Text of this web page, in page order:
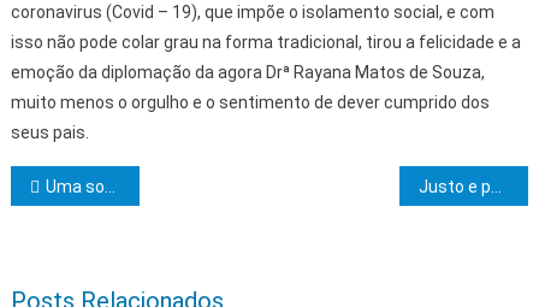
coronavirus (Covid – 19), que impõe o isolamento social, e com
isso não pode colar grau na forma tradicional, tirou a felicidade e a
emoção da diplomação da agora Drª Rayana Matos de Souza,
muito menos o orgulho e o sentimento de dever cumprido dos
seus pais.
Navegação de Post
Uma sociedade filantrópica chamada Maçonaria
Posts Relacionados